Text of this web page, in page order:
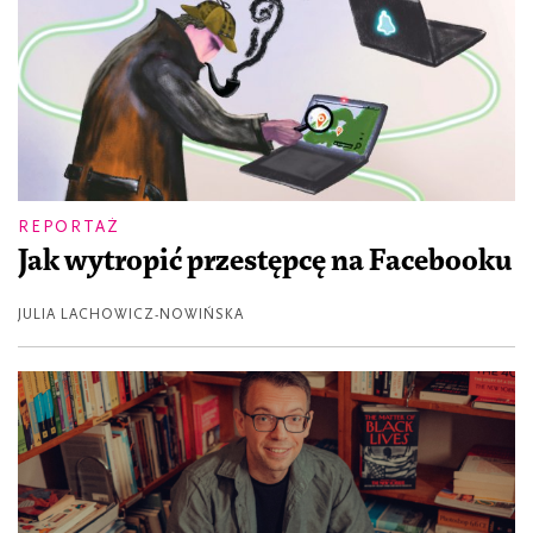
REPORTAŻ
Jak wytropić przestępcę na Facebooku
JULIA LACHOWICZ-NOWIŃSKA